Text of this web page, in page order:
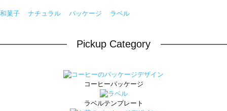
和菓子 ナチュラル パッケージ ラベル
Pickup Category
コーヒーパッケージ
ラベルテンプレート